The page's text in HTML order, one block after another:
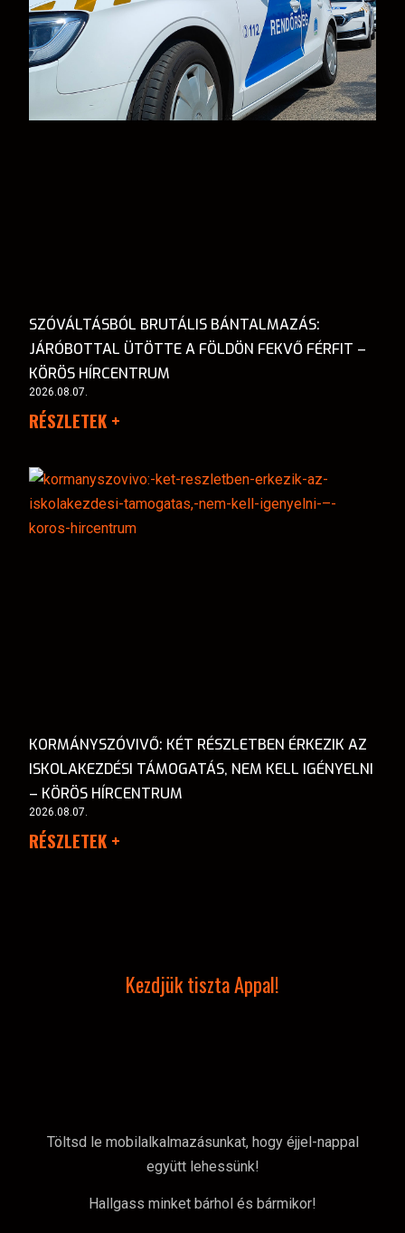
SZÓVÁLTÁSBÓL BRUTÁLIS BÁNTALMAZÁS:
JÁRÓBOTTAL ÜTÖTTE A FÖLDÖN FEKVŐ FÉRFIT –
KÖRÖS HÍRCENTRUM
2026.08.07.
RÉSZLETEK +
KORMÁNYSZÓVIVŐ: KÉT RÉSZLETBEN ÉRKEZIK AZ
ISKOLAKEZDÉSI TÁMOGATÁS, NEM KELL IGÉNYELNI
– KÖRÖS HÍRCENTRUM
2026.08.07.
RÉSZLETEK +
Kezdjük tiszta Appal!
Töltsd le mobilalkalmazásunkat, hogy éjjel-nappal
együtt lehessünk!
Hallgass minket bárhol és bármikor!